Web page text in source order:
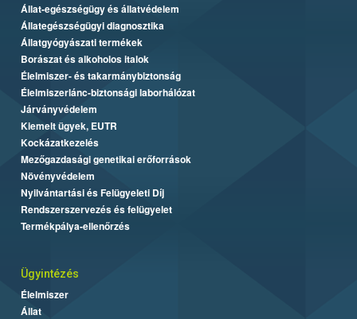
Állat-egészségügy és állatvédelem
Állategészségügyi diagnosztika
Állatgyógyászati termékek
Borászat és alkoholos italok
Élelmiszer- és takarmánybiztonság
Élelmiszerlánc-biztonsági laborhálózat
Járványvédelem
Kiemelt ügyek, EUTR
Kockázatkezelés
Mezőgazdasági genetikai erőforrások
Növényvédelem
Nyilvántartási és Felügyeleti Díj
Rendszerszervezés és felügyelet
Termékpálya-ellenőrzés
Ügyintézés
Élelmiszer
Állat